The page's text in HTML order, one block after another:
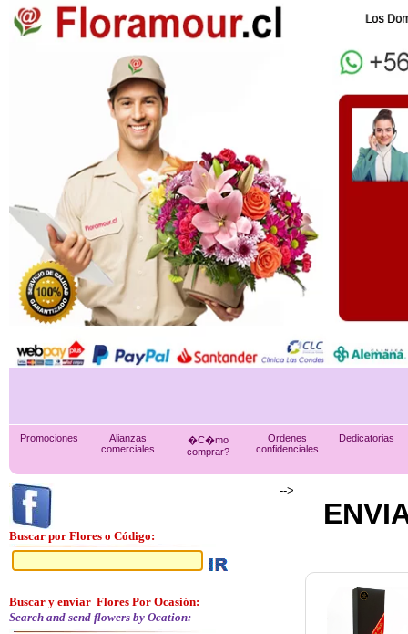
Promociones
Alianzas
comerciales
�C�mo
comprar?
Ordenes
confidenciales
Dedicatorias
Buscar por Flores o Código:
Buscar y enviar Flores Por Ocasión:
Search and send flowers by Ocation:
-->